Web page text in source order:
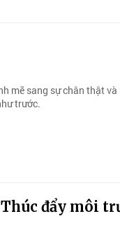
mẽ sang sự chân thật
trước.
Thúc đẩy môi